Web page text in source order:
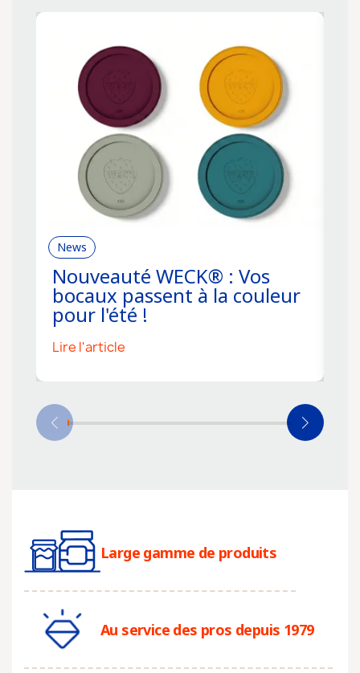
News
Nouveauté WECK® : Vos
bocaux passent à la couleur
pour l'été !
Lire l'article
Large gamme de produits
Au service des pros depuis 1979